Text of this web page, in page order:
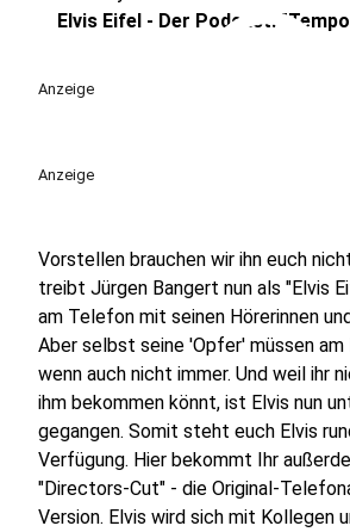
play_circle
Elvis Eifel - Der Podcast:
Anzeige
Anzeige
Vorstellen brauchen wir ihn euch
treibt Jürgen Bangert nun als "Elvis
am Telefon mit seinen Hörerinnen
Aber selbst seine 'Opfer' müssen am
wenn auch nicht immer. Und weil ihr
ihm bekommen könnt, ist Elvis nun
gegangen. Somit steht euch Elvis
Verfügung. Hier bekommt Ihr
"Directors-Cut" - die Original-
Version. Elvis wird sich mit Kollegen